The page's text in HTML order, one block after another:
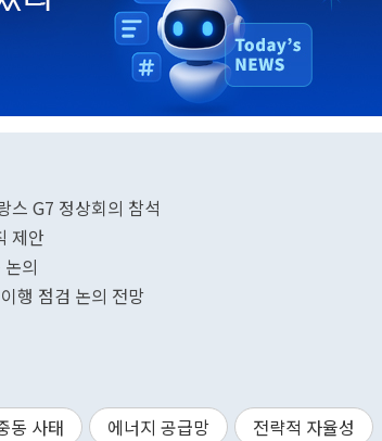
스 G7 정상회의 참석
제안
의
행 점검 논의 전망
동 사태 에너지 공급망
전략적 자율성